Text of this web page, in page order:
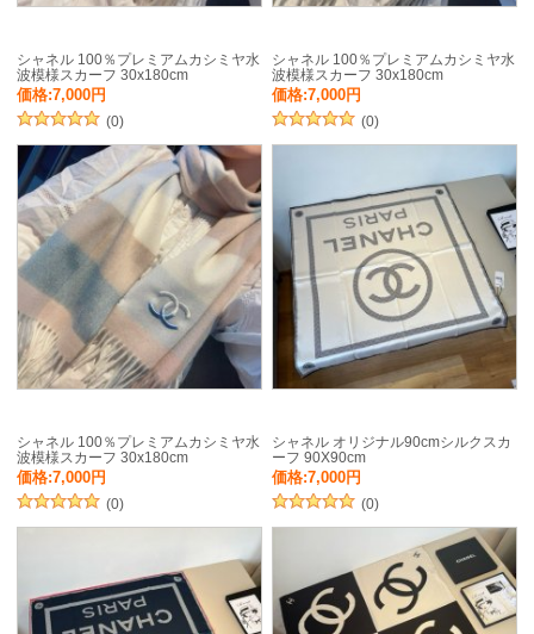
シャネル 100％プレミアムカシミヤ水
波模様スカーフ 30x180cm
価格:7,000円
(0)
シャネル 100％プレミアムカシミヤ水
波模様スカーフ 30x180cm
価格:7,000円
(0)
シャネル 100％プレミアムカシミヤ水
波模様スカーフ 30x180cm
価格:7,000円
(0)
シャネル オリジナル90cmシルクスカ
ーフ 90X90cm
価格:7,000円
(0)